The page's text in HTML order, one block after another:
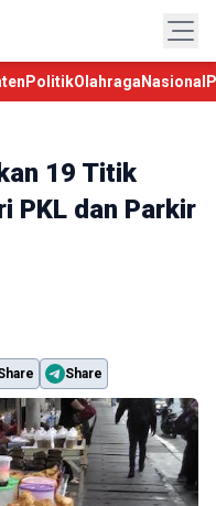
PolitikOlahraga Nasional
19 Titik
PKL dan Parkir
Share